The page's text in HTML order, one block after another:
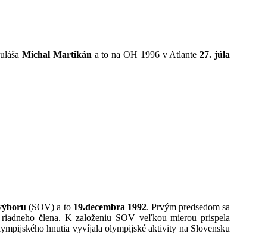
Michal Martikán a to na OH 1996 v Atlante27. júla
(SOV) a to 19.decembra 1992. Prvým predsedom sa
člena. K založeniu SOV veľkou mierou prispela
hnutia vyvíjala olympijské aktivity na Slovensku